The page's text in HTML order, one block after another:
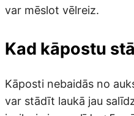
var mēslot vēlreiz.
Kad kāpostu
Kāposti nebaidās no
var stādīt laukā jau